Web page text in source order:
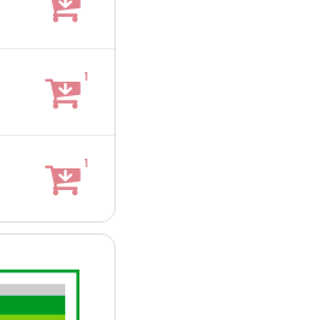
1
1